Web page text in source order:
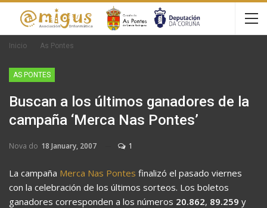
Inicio As Pontes
AS PONTES
Buscan a los últimos ganadores de la
campaña ‘Merca Nas Pontes’
Nova do 18 January, 2007 1
La campaña Merca Nas Pontes finalizó el pasado viernes
con la celebración de los últimos sorteos. Los boletos
ganadores corresponden a los números 20.862, 89.259 y